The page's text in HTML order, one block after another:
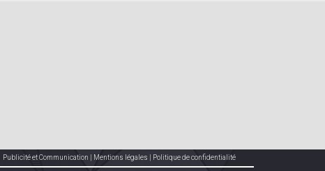
Publicité et Communication Mentions légales Politique de confidentialité